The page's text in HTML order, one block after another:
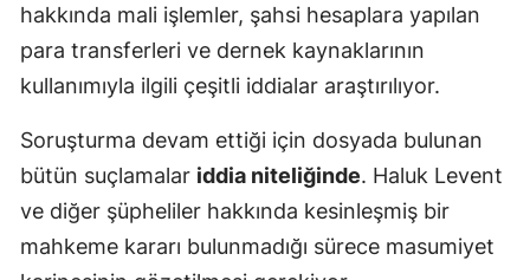
hakkında mali işlemler, şahsi hesaplara yapılan
para transferleri ve dernek kaynaklarının
kullanımıyla ilgili çeşitli iddialar araştırılıyor.
Soruşturma devam ettiği için dosyada bulunan
bütün suçlamalar iddia niteliğinde. Haluk Levent
ve diğer şüpheliler hakkında kesinleşmiş bir
mahkeme kararı bulunmadığı sürece masumiyet